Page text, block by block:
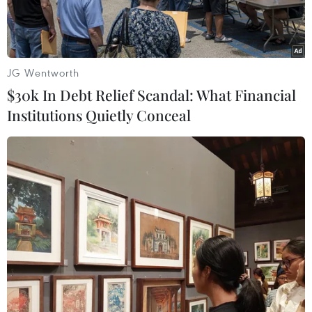
xanh.
Cục trưởng Cục Biển và Hải đảo Việt Nam (Bộ Tài nguyên và
Môi trường) Nguyễn Đức Toàn phát biểu tại phiên khai mạc Đại
hội biển Đông Á 2024. (Nguồn ảnh: Cục Biển và Hải đảo Việt
Nam)
JG Wentworth
$30k In Debt Relief Scandal: What Financial
Institutions Quietly Conceal